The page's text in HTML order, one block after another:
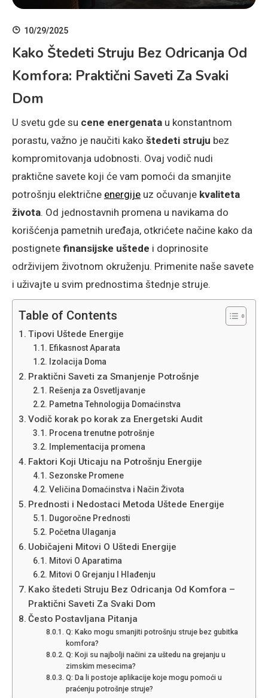
10/29/2025
Kako Štedeti Struju Bez Odricanja Od
Komfora: Praktični Saveti Za Svaki
Dom
U svetu gde su cene energenata u konstantnom
porastu, važno je naučiti kako štedeti struju bez
kompromitovanja udobnosti. Ovaj vodič nudi
praktične savete koji će vam pomoći da smanjite
potrošnju električne energije uz očuvanje kvaliteta
života. Od jednostavnih promena u navikama do
korišćenja pametnih uređaja, otkrićete načine kako da
postignete finansijske uštede i doprinosite
održivijem životnom okruženju. Primenite naše savete
i uživajte u svim prednostima štednje struje.
Table of Contents
Tipovi Uštede Energije
Efikasnost Aparata
Izolacija Doma
Praktični Saveti za Smanjenje Potrošnje
Rešenja za Osvetljavanje
Pametna Tehnologija Domaćinstva
Vodič korak po korak za Energetski Audit
Procena trenutne potrošnje
Implementacija promena
Faktori Koji Uticaju na Potrošnju Energije
Sezonske Promene
Veličina Domaćinstva i Način Života
Prednosti i Nedostaci Metoda Uštede Energije
Dugoročne Prednosti
Početna Ulaganja
Uobičajeni Mitovi O Uštedi Energije
Mitovi O Aparatima
Mitovi O Grejanju I Hlađenju
Kako štedeti Struju Bez Odricanja Od Komfora –
Praktični Saveti Za Svaki Dom
Često Postavljana Pitanja
Q: Kako mogu smanjiti potrošnju struje bez gubitka
komfora?
Q: Koji su najbolji načini za uštedu na grejanju u
zimskim mesecima?
Q: Da li postoje aplikacije koje mogu pomoći u
praćenju potrošnje struje?